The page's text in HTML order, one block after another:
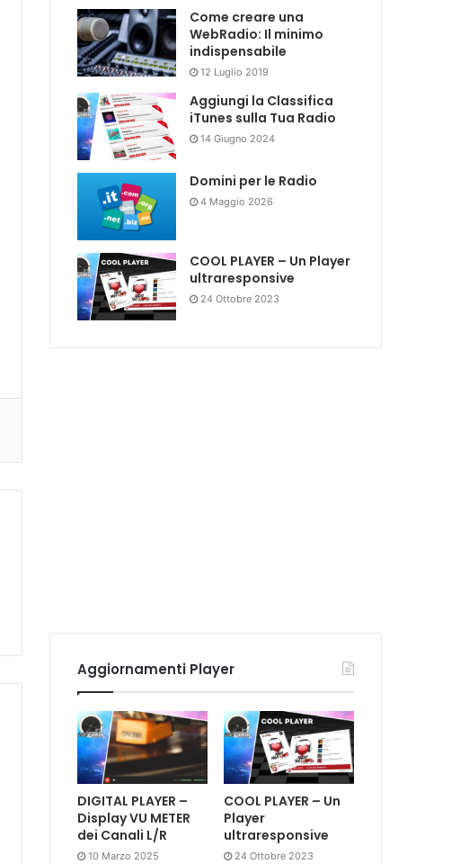
Come creare una
WebRadio: Il minimo
indispensabile
12 Luglio 2019
Aggiungi la Classifica
iTunes sulla Tua Radio
14 Giugno 2024
Domini per le Radio
4 Maggio 2026
COOL PLAYER – Un Player
ultraresponsive
24 Ottobre 2023
Aggiornamenti Player
DIGITAL PLAYER –
Display VU METER
dei Canali L/R
10 Marzo 2025
COOL PLAYER – Un
Player
ultraresponsive
24 Ottobre 2023